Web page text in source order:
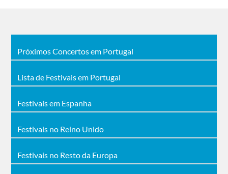
Próximos Concertos em Portugal
Lista de Festivais em Portugal
Festivais em Espanha
Festivais no Reino Unido
Festivais no Resto da Europa